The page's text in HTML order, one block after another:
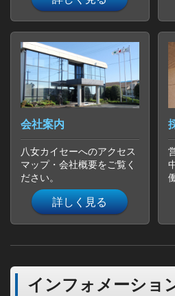
会社案内
八女カイセーへのアクセス
マップ・会社概要をご覧く
ださい。
詳しく見る
インフォメーショ